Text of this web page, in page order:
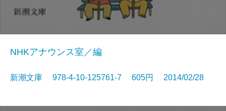
NHKアナウンス室／編
新潮文庫 978-4-10-125761-7 605円 2014/02/28